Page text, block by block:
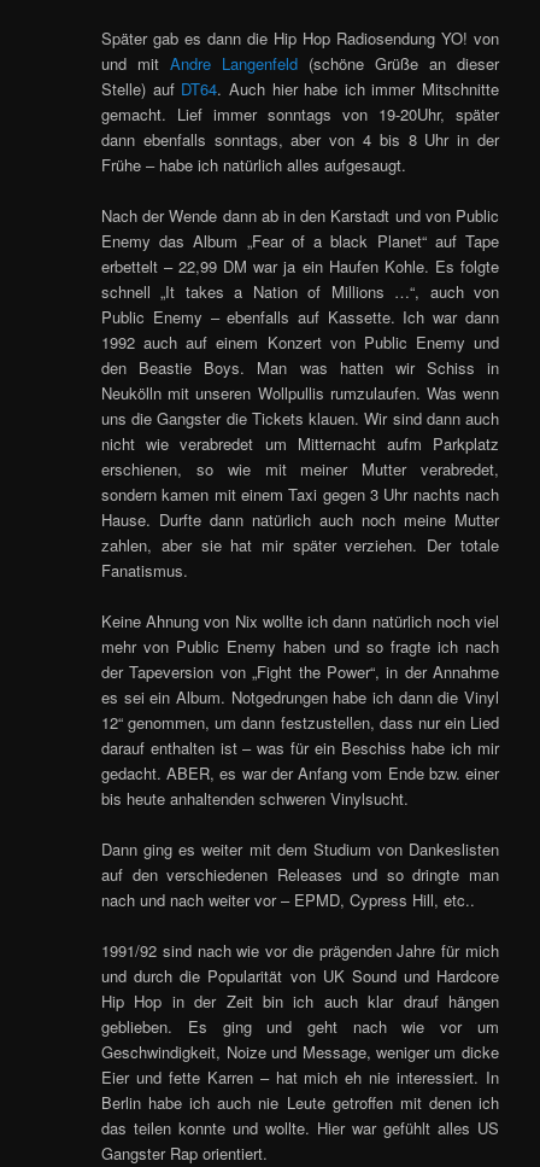
Später gab es dann die Hip Hop Radiosendung YO! von
und mitAndre Langenfeld (schöne Grüße an dieser
Stelle) auf DT64. Auch hier habe ich immer Mitschnitte
gemacht. Lief immer sonntags von 19-20Uhr, später
dann ebenfalls sonntags, aber von 4 bis 8 Uhr in der
Frühe – habe ich natürlich alles aufgesaugt.
Nach der Wende dann ab in den Karstadt und von Public
Enemy das Album „Fear of a black Planet“ auf Tape
erbettelt – 22,99 DM war ja ein Haufen Kohle. Es folgte
schnell „It takes a Nation of Millions …“, auch von
Public Enemy – ebenfalls auf Kassette. Ich war dann
1992 auch auf einem Konzert von Public Enemy und
den Beastie Boys. Man was hatten wir Schiss in
Neukölln mit unseren Wollpullis rumzulaufen. Was wenn
uns die Gangster die Tickets klauen. Wir sind dann auch
nicht wie verabredet um Mitternacht aufm Parkplatz
erschienen, so wie mit meiner Mutter verabredet,
sondern kamen mit einem Taxi gegen 3 Uhr nachts nach
Hause. Durfte dann natürlich auch noch meine Mutter
zahlen, aber sie hat mir später verziehen. Der totale
Fanatismus.
Keine Ahnung von Nix wollte ich dann natürlich noch viel
mehr von Public Enemy haben und so fragte ich nach
der Tapeversion von „Fight the Power“, in der Annahme
es sei ein Album. Notgedrungen habe ich dann die Vinyl
12“ genommen, um dann festzustellen, dass nur ein Lied
darauf enthalten ist – was für ein Beschiss habe ich mir
gedacht. ABER, es war der Anfang vom Ende bzw. einer
bis heute anhaltenden schweren Vinylsucht.
Dann ging es weiter mit dem Studium von Dankeslisten
auf den verschiedenen Releases und so dringte man
nach und nach weiter vor – EPMD, Cypress Hill, etc..
1991/92 sind nach wie vor die prägenden Jahre für mich
und durch die Popularität von UK Sound und Hardcore
Hip Hop in der Zeit bin ich auch klar drauf hängen
geblieben. Es ging und geht nach wie vor um
Geschwindigkeit, Noize und Message, weniger um dicke
Eier und fette Karren – hat mich eh nie interessiert. In
Berlin habe ich auch nie Leute getroffen mit denen ich
das teilen konnte und wollte. Hier war gefühlt alles US
Gangster Rap orientiert.